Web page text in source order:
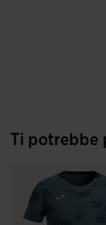
Ti potrebbe